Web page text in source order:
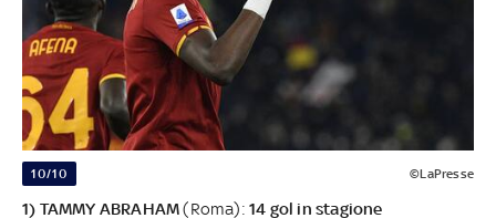
10/10 ©LaPresse
1) TAMMY ABRAHAM(Roma):14 gol in stagione